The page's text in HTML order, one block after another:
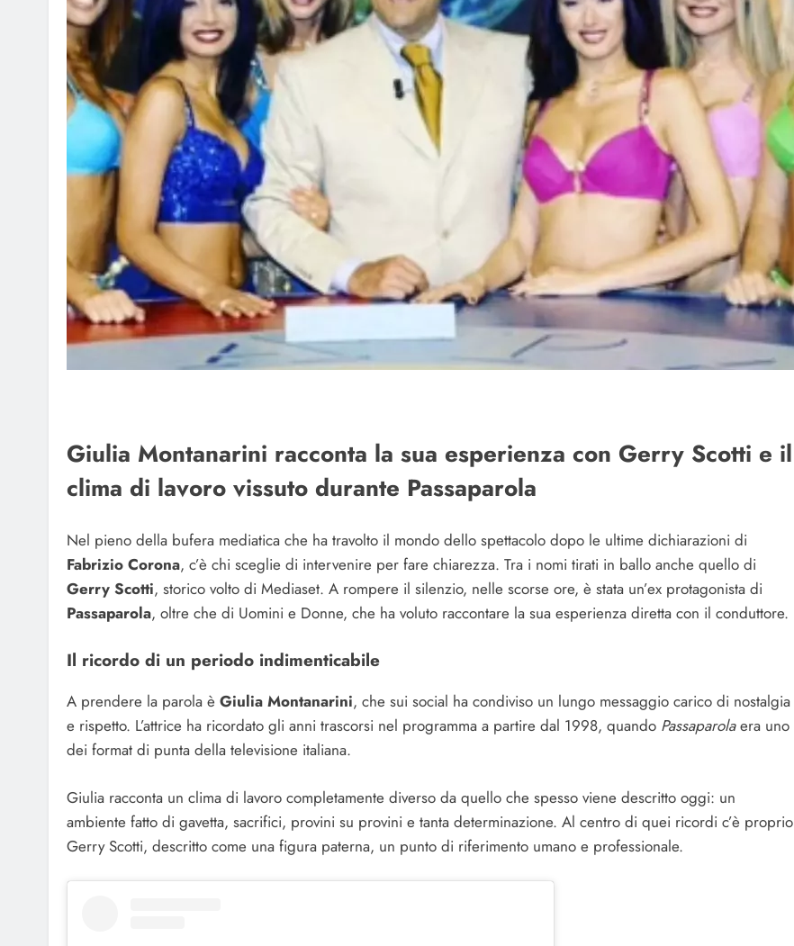
Giulia Montanarini racconta la sua esperienza con Gerry Scotti e il
clima di lavoro vissuto durante Passaparola
Nel pieno della bufera mediatica che ha travolto il mondo dello spettacolo dopo le ultime dichiarazioni di
Fabrizio Corona, c’è chi sceglie di intervenire per fare chiarezza. Tra i nomi tirati in ballo anche quello di
Gerry Scotti, storico volto di Mediaset. A rompere il silenzio, nelle scorse ore, è stata un’ex protagonista di
Passaparola, oltre che di Uomini e Donne, che ha voluto raccontare la sua esperienza diretta con il conduttore.
Il ricordo di un periodo indimenticabile
A prendere la parola è Giulia Montanarini, che sui social ha condiviso un lungo messaggio carico di nostalgia
e rispetto. L’attrice ha ricordato gli anni trascorsi nel programma a partire dal 1998, quando Passaparolaera uno
dei format di punta della televisione italiana.
Giulia racconta un clima di lavoro completamente diverso da quello che spesso viene descritto oggi: un
ambiente fatto di gavetta, sacrifici, provini su provini e tanta determinazione. Al centro di quei ricordi c’è proprio
Gerry Scotti, descritto come una figura paterna, un punto di riferimento umano e professionale.